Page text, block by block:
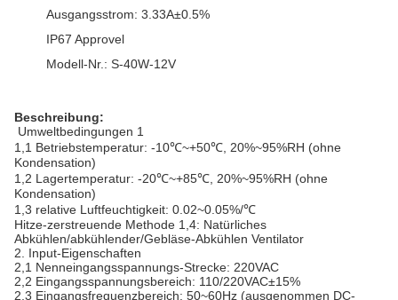
Ausgangsstrom: 3.33A±0.5%
IP67 Approvel
Modell-Nr.: S-40W-12V
Beschreibung:
Umweltbedingungen 1
1,1 Betriebstemperatur: -10℃~+50℃, 20%~95%RH (ohne
Kondensation)
1,2 Lagertemperatur: -20℃~+85℃, 20%~95%RH (ohne
Kondensation)
1,3 relative Luftfeuchtigkeit: 0.02~0.05%/℃
Hitze-zerstreuende Methode 1,4: Natürliches
Abkühlen/abkühlender/Gebläse-Abkühlen Ventilator
2. Input-Eigenschaften
2,1 Nenneingangsspannungs-Strecke: 220VAC
2,2 Eingangsspannungsbereich: 110/220VAC±15%
2,3 Eingangsfrequenzbereich: 50~60Hz (ausgenommen DC-